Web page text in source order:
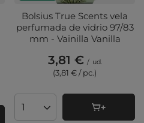
Bolsius True Scents vela
perfumada de vidrio 97/83
mm - Vainilla Vanilla
3,81 € / ud.
(3,81 € / pc.)
Cantidad de productos